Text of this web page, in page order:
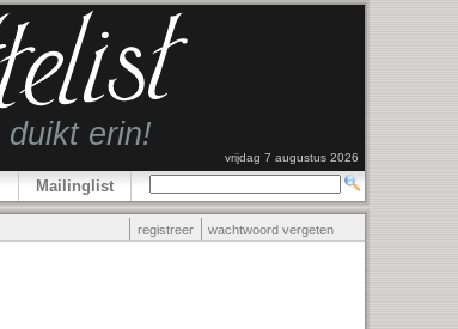
vrijdag 7 augustus 2026
Mailinglist
registreer wachtwoord vergeten